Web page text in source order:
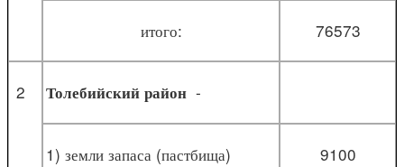
итого: 76573
2 Толебийский район -
1) земли запаса (пастбища) 9100